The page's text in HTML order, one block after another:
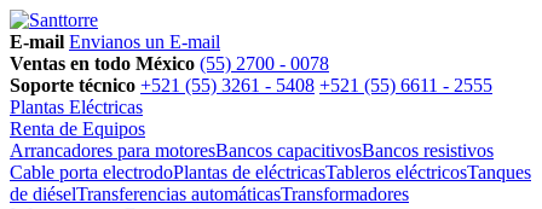
E-mail Envianos un E-mail
Ventas en todo México (55) 2700 - 0078
Soporte técnico +521 (55) 3261 - 5408 +521 (55) 6611 - 2555
Plantas Eléctricas
Renta de Equipos
Arrancadores para motoresBancos capacitivosBancos resistivos
Cable porta electrodoPlantas de eléctricasTableros eléctricosTanques
de diéselTransferencias automáticasTransformadores